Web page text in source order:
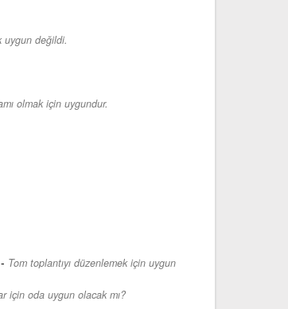
uygun değildi.
olmak için uygundur.
- Tom toplantıyı düzenlemek için uygun
için oda uygun olacak mı?